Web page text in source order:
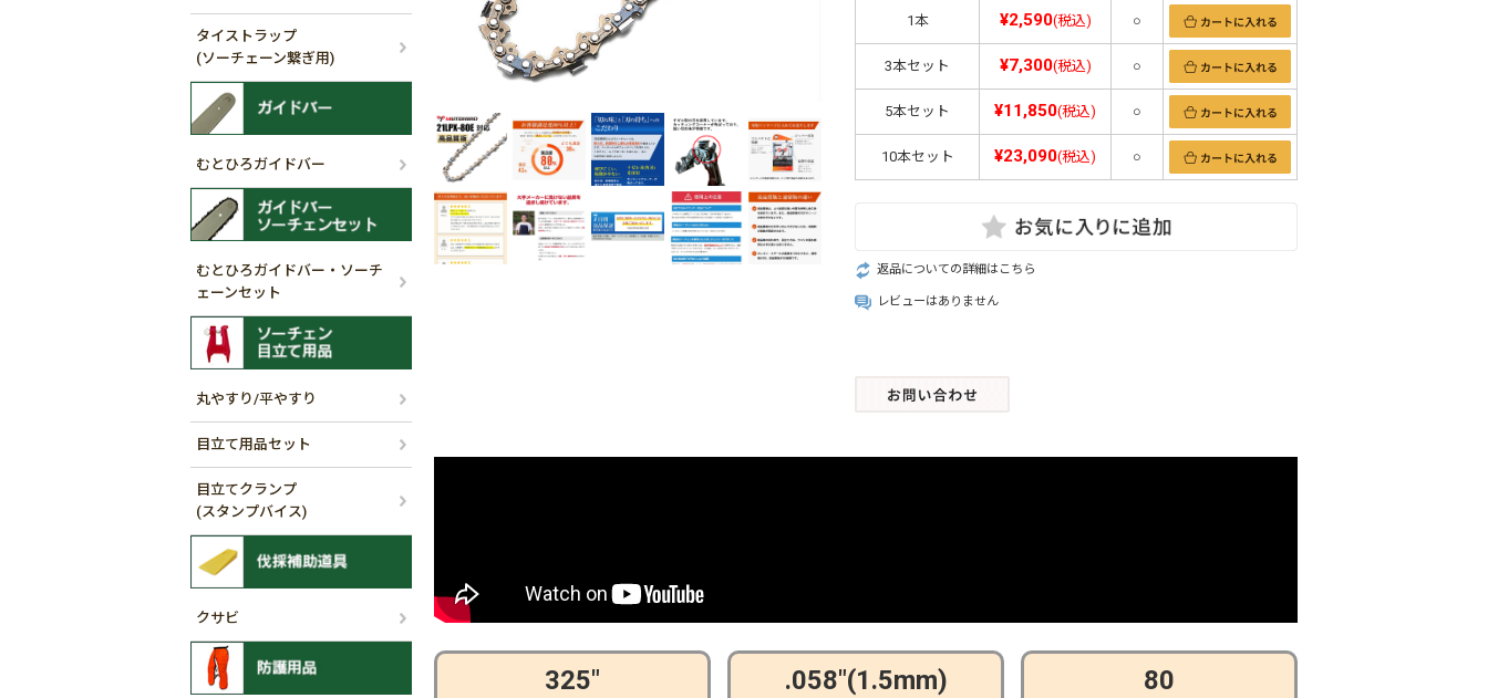
1本 ¥2,590(税込) ○
3本セット ¥7,300(税込) ○
5本セット ¥11,850(税込) ○
10本セット ¥23,090(税込) ○
返品についての詳細はこちら
レビューはありません
325" .058"(1.5mm) 80
タイストラップ
(ソーチェーン繋ぎ用)
むとひろガイドバー
むとひろガイドバー・ソーチ
ェーンセット
丸やすり/平やすり
目立て用品セット
目立てクランプ
(スタンプバイス)
クサビ